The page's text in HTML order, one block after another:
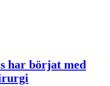
har börjat med